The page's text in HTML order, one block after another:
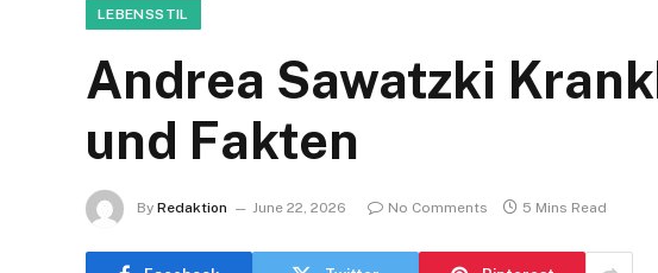
LEBENSSTIL
Andrea Sawatzki
und Fakten
By Redaktion June 22, 2026 No Comments 5 Mins Read